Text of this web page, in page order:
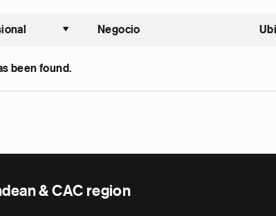
Ordenar ascendente
Negocio
been found.
& CAC region